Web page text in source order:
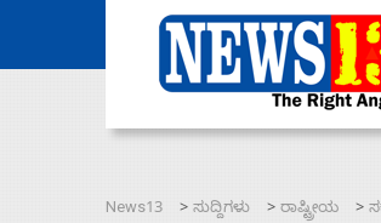
ಹಣಬಲ ಮತ್ತು ಹೈಕಮಾಂಡ್
News13 > ಸುದ್ದಿಗಳು > ರಾಷ್ಟ್ರೀಯ >